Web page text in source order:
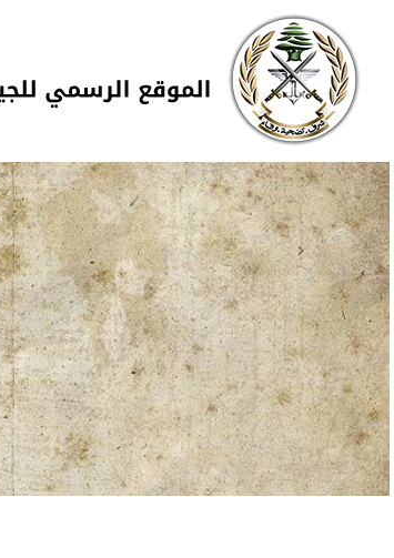
تجاوز إلى المحتوى الرئيسي
Skip to navigation